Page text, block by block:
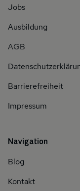
Jobs
Ausbildung
AGB
Barrierefreiheit
Impressum
Navigation
Blog
Kontakt